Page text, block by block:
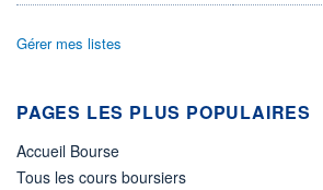
Gérer mes listes
PAGES LES PLUS POPULAIRES
Accueil Bourse
Tous les cours boursiers